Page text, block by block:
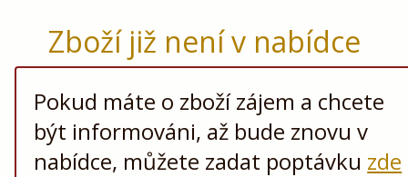
Zboží již není v nabídce
Pokud máte o zboží zájem a chcete
být informováni, až bude znovu v
nabídce, můžete zadat poptávku zde